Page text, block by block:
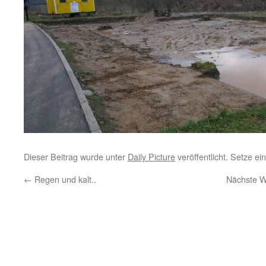
Dieser Beitrag wurde unter Daily Pictureveröffentlicht. Setze
← Regen und kalt.. Nächste